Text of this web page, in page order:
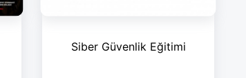
Siber Güvenlik Eğitimi